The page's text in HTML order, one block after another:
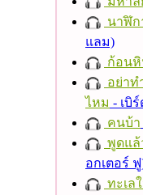
นาฬิก
แลม)
ก้อน
อย่าท
ไหม - เบิ
คนบ้า
พูดแล้
อกเตอร์
ทะเล